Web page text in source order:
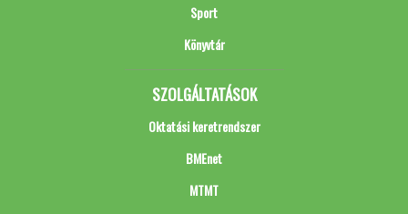
Sport
Könyvtár
SZOLGÁLTATÁSOK
Oktatási keretrendszer
BMEnet
MTMT